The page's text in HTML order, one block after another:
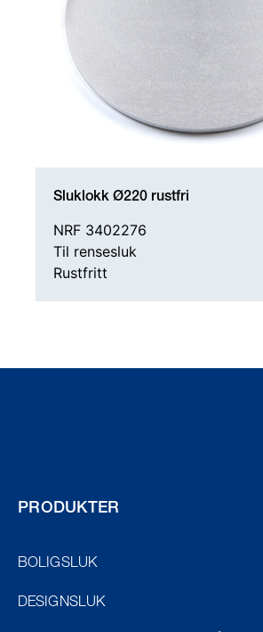
Sluklokk Ø220 rustfri
NRF 3402276
Til rensesluk
Rustfritt
PRODUKTER
BOLIGSLUK
DESIGNSLUK